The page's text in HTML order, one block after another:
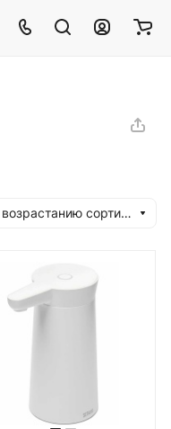
По возрастанию сортировки